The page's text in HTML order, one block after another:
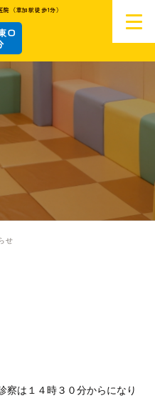
（草加駅徒歩1分）
せ
察は１４時３０分からになり